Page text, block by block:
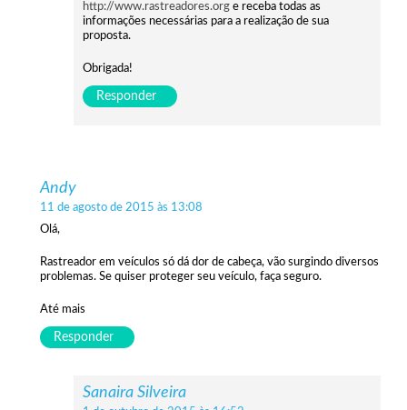
http://www.rastreadores.org e receba todas as
informações necessárias para a realização de sua
proposta.
Obrigada!
Responder
Andy
11 de agosto de 2015 às 13:08
Olá,
Rastreador em veículos só dá dor de cabeça, vão surgindo diversos
problemas. Se quiser proteger seu veículo, faça seguro.
Até mais
Responder
Sanaira Silveira